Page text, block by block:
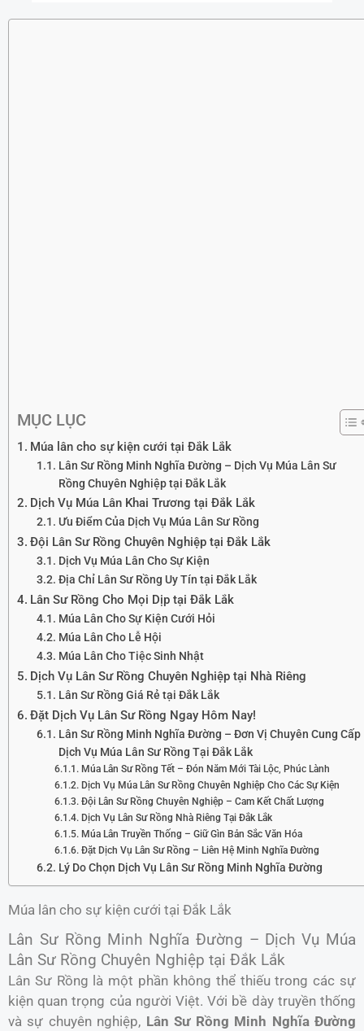
MỤC LỤC
Múa lân cho sự kiện cưới tại Đắk Lắk
Lân Sư Rồng Minh Nghĩa Đường – Dịch Vụ Múa Lân Sư
Rồng Chuyên Nghiệp tại Đắk Lắk
Dịch Vụ Múa Lân Khai Trương tại Đắk Lắk
Ưu Điểm Của Dịch Vụ Múa Lân Sư Rồng
Đội Lân Sư Rồng Chuyên Nghiệp tại Đắk Lắk
Dịch Vụ Múa Lân Cho Sự Kiện
Địa Chỉ Lân Sư Rồng Uy Tín tại Đắk Lắk
Lân Sư Rồng Cho Mọi Dịp tại Đắk Lắk
Múa Lân Cho Sự Kiện Cưới Hỏi
Múa Lân Cho Lễ Hội
Múa Lân Cho Tiệc Sinh Nhật
Dịch Vụ Lân Sư Rồng Chuyên Nghiệp tại Nhà Riêng
Lân Sư Rồng Giá Rẻ tại Đắk Lắk
Đặt Dịch Vụ Lân Sư Rồng Ngay Hôm Nay!
Lân Sư Rồng Minh Nghĩa Đường – Đơn Vị Chuyên Cung Cấp
Dịch Vụ Múa Lân Sư Rồng Tại Đắk Lắk
Múa Lân Sư Rồng Tết – Đón Năm Mới Tài Lộc, Phúc Lành
Dịch Vụ Múa Lân Sư Rồng Chuyên Nghiệp Cho Các Sự Kiện
Đội Lân Sư Rồng Chuyên Nghiệp – Cam Kết Chất Lượng
Dịch Vụ Lân Sư Rồng Nhà Riêng Tại Đắk Lắk
Múa Lân Truyền Thống – Giữ Gìn Bản Sắc Văn Hóa
Đặt Dịch Vụ Lân Sư Rồng – Liên Hệ Minh Nghĩa Đường
Lý Do Chọn Dịch Vụ Lân Sư Rồng Minh Nghĩa Đường
Múa lân cho sự kiện cưới tại Đắk Lắk
Lân Sư Rồng Minh Nghĩa Đường – Dịch Vụ Múa
Lân Sư Rồng Chuyên Nghiệp tại Đắk Lắk
Lân Sư Rồng là một phần không thể thiếu trong các sự
kiện quan trọng của người Việt. Với bề dày truyền thống
và sự chuyên nghiệp, Lân Sư Rồng Minh Nghĩa Đường